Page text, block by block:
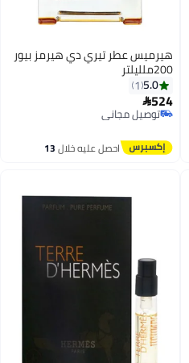
هيرميس عطر تيري دي هيرمز بيور
200ملليلتر
5.0
1
524
توصيل مجاني
توصيل مجاني
احصل عليه خلال13